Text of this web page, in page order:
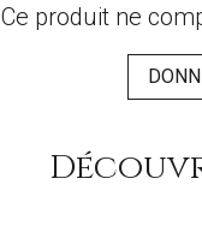
Ce produit ne